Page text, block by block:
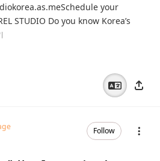
your
STUDIO Do you know Korea’s
Follow